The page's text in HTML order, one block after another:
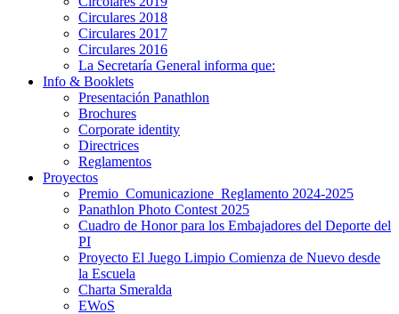
Circulares 2018
Circulares 2017
Circulares 2016
La Secretaría General informa que:
Info & Booklets
Presentación Panathlon
Brochures
Corporate identity
Directrices
Reglamentos
Proyectos
Premio_Comunicazione_Reglamento 2024-2025
Panathlon Photo Contest 2025
Cuadro de Honor para los Embajadores del Deporte del
PI
Proyecto El Juego Limpio Comienza de Nuevo desde
la Escuela
Charta Smeralda
EWoS